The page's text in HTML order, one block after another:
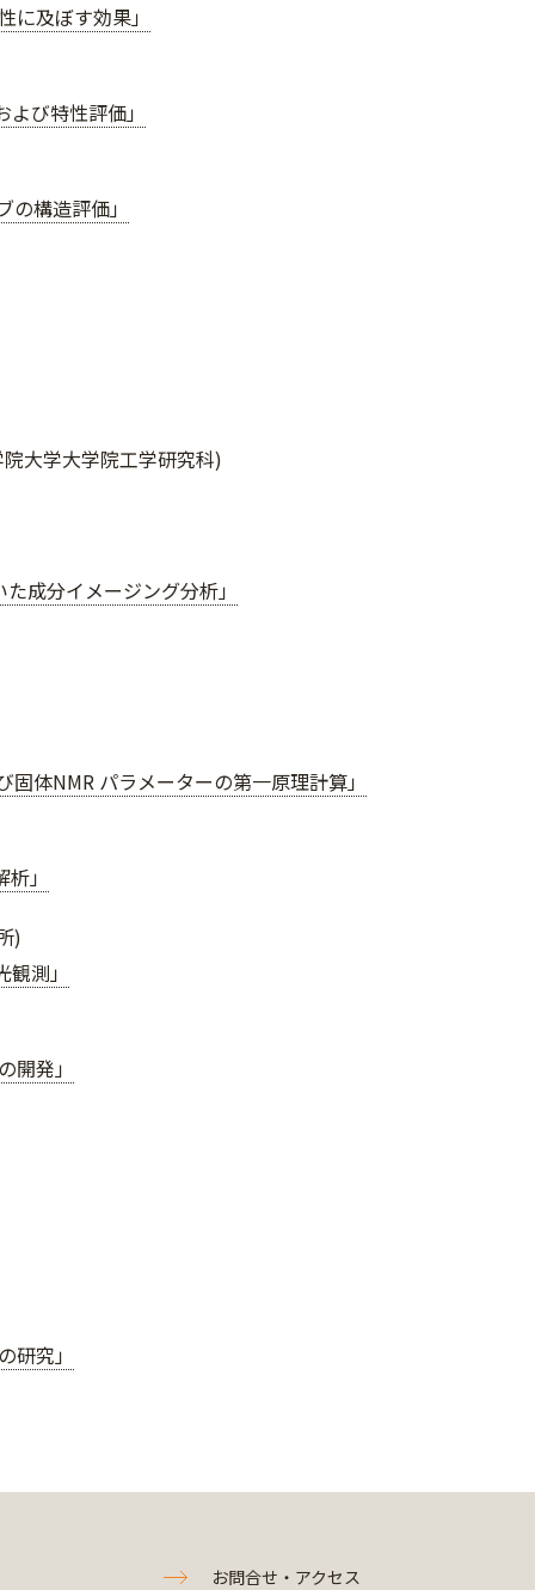
に及ぼす効果」
び特性評価」
構造評価」
大学大学院工学研究科)
成分イメージング分析」
体NMR パラメーターの第一原理計算」
」
)
測」
開発」
研究」
お問合せ・アクセス